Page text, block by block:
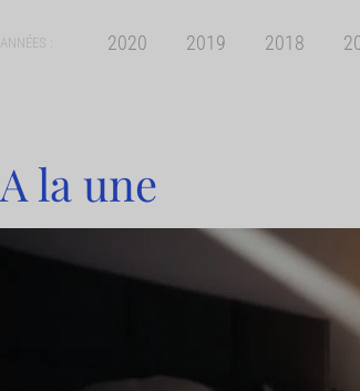
ANNÉES : 2020 2019 2018
A la une